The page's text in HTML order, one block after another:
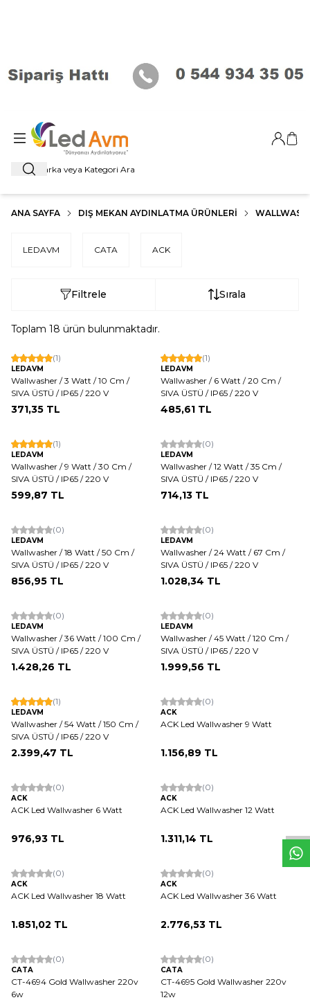
Ara
Giriş
ANA SAYFA DIŞ MEKAN AYDINLATMA ÜRÜNLERI
LEDAVM CATA ACK
Filtrele Sırala
Toplam 18 ürün bulunmaktadır.
(1)
LEDAVM
Wallwasher / 3 Watt / 10 Cm /
SIVA ÜSTÜ / IP65 / 220 V
371,35 TL
(1)
LEDAVM
Wallwasher / 6 Watt / 20 Cm /
SIVA ÜSTÜ / IP65 / 220 V
485,61 TL
(1)
LEDAVM
Wallwasher / 9 Watt / 30 Cm /
SIVA ÜSTÜ / IP65 / 220 V
599,87 TL
(0)
LEDAVM
Wallwasher / 12 Watt / 35 Cm /
SIVA ÜSTÜ / IP65 / 220 V
714,13 TL
(0)
LEDAVM
Wallwasher / 18 Watt / 50 Cm /
SIVA ÜSTÜ / IP65 / 220 V
856,95 TL
(0)
LEDAVM
Wallwasher / 24 Watt / 67 Cm /
SIVA ÜSTÜ / IP65 / 220 V
1.028,34 TL
(0)
LEDAVM
Wallwasher / 36 Watt / 100 Cm /
SIVA ÜSTÜ / IP65 / 220 V
1.428,26 TL
(0)
LEDAVM
Wallwasher / 45 Watt / 120 Cm /
SIVA ÜSTÜ / IP65 / 220 V
1.999,56 TL
(1)
LEDAVM
Wallwasher / 54 Watt / 150 Cm /
SIVA ÜSTÜ / IP65 / 220 V
2.399,47 TL
(0)
ACK
ACK Led Wallwasher 9 Watt
1.156,89 TL
(0)
ACK
ACK Led Wallwasher 6 Watt
976,93 TL
(0)
ACK
ACK Led Wallwasher 12 Watt
1.311,14 TL
(0)
ACK
ACK Led Wallwasher 18 Watt
1.851,02 TL
(0)
ACK
ACK Led Wallwasher 36 Watt
2.776,53 TL
(0)
CATA
CT-4694 Gold Wallwasher 220v
6w
(0)
CATA
CT-4695 Gold Wallwasher 220v
12w